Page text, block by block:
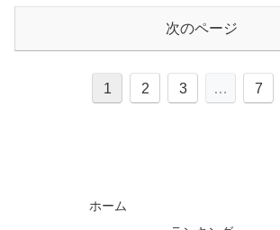
次のページ
1 2 3 … 7
ホーム